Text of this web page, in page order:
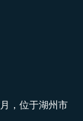
，位于湖州市